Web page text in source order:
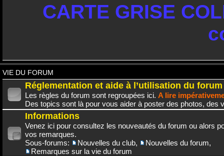
CARTE GRISE
VIE DU FORUM
Réglementation et aide à l’utilisation du forum
Les règles du forum sont regroupées ici. A lire
Des topics sont là pour vous aider à poster des photos, des
Informations
Venez ici pour consultez les nouveautés du forum ou alors
vos remarques.
Sous-forums:
Nouvelles du club, Nouvelles du forum,
Remarques sur la vie du forum